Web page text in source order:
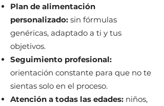
Plan de alimentación
personalizado: sin fórmulas
genéricas, adaptado a ti y tus
objetivos.
Seguimiento profesional:
orientación constante para que no te
sientas solo en el proceso.
Atención a todas las edades: niños,